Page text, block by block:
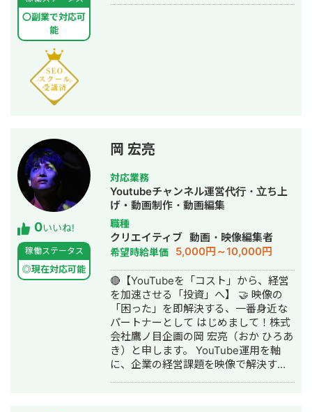
〇副業で対応可
能
0いいね!
稼働ステータス
◎現在対応可能
岡 宏亮
対応業務
Youtubeチャンネル運営代行・立ち上
げ・動画制作・動画編集
職種
クリエイティブ 動画・映像編集者
希望時給単価 5,000円～10,000円
🔴【YouTubeを「コスト」から、経営
を加速させる「投資」へ】 🤝 映像の
「困った」を即解決する、一番身近な
パートナーとして はじめまして！株式
会社鷹ノ目企画の岡 宏亮（おか ひろあ
き）と申します。 YouTube運用を軸
に、企業の経営課題を映像で解決する